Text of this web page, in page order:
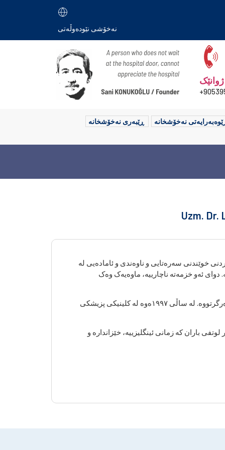
نەخۆشی نێودەوڵەتی
نەخۆشخانە
ڕێبەری نەخۆشخانە
Uzm. Dr.
خوێندنی سەرەتایی و ناوەندی و ئامادەیی لە
ئەو خزمەتە ناچارییە، ماوەیەک وەک
دواتر پسپۆڕییەکەی لە زانکۆی ئێرسیێس بەشی پزیشکی ناوخۆیی وەرگرتووە. لە ساڵی ١٩٩٧ەوە لە کلینیکی پزیشکی
باران کە زمانی ئینگلیزییە، خێزاندارە و